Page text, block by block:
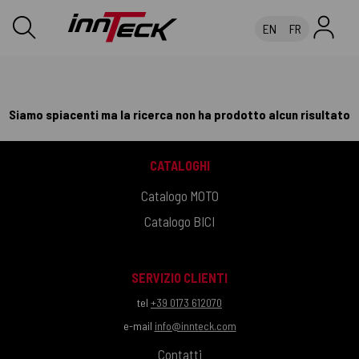
EN FR
Siamo spiacenti ma la ricerca non ha prodotto alcun risultato
CATALOGHI
Catalogo MOTO
Catalogo BICI
SERVIZIO CLIENTI
tel +39 0173 612070
e-mail info@innteck.com
Contatti